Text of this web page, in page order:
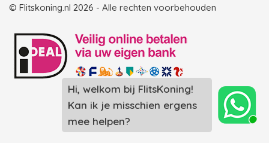
Hi, welkom bij FlitsKoning!
Kan ik je misschien ergens
mee helpen?
© Flitskoning.nl 2026 - Alle rechten voorbehouden
Landingspagina overzicht photobooths
Landingspagina overzicht videobooths
Photobooth huren in Spijkenisse